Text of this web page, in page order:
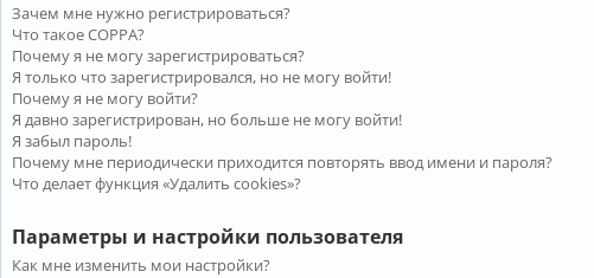
Зачем мне нужно регистрироваться?
Что такое COPPA?
Почему я не могу зарегистрироваться?
Я только что зарегистрировался, но не могу войти!
Почему я не могу войти?
Я давно зарегистрирован, но больше не могу войти!
Я забыл пароль!
Почему мне периодически приходится повторять ввод имени и пароля?
Что делает функция «Удалить cookies»?
Параметры и настройки пользователя
Как мне изменить мои настройки?